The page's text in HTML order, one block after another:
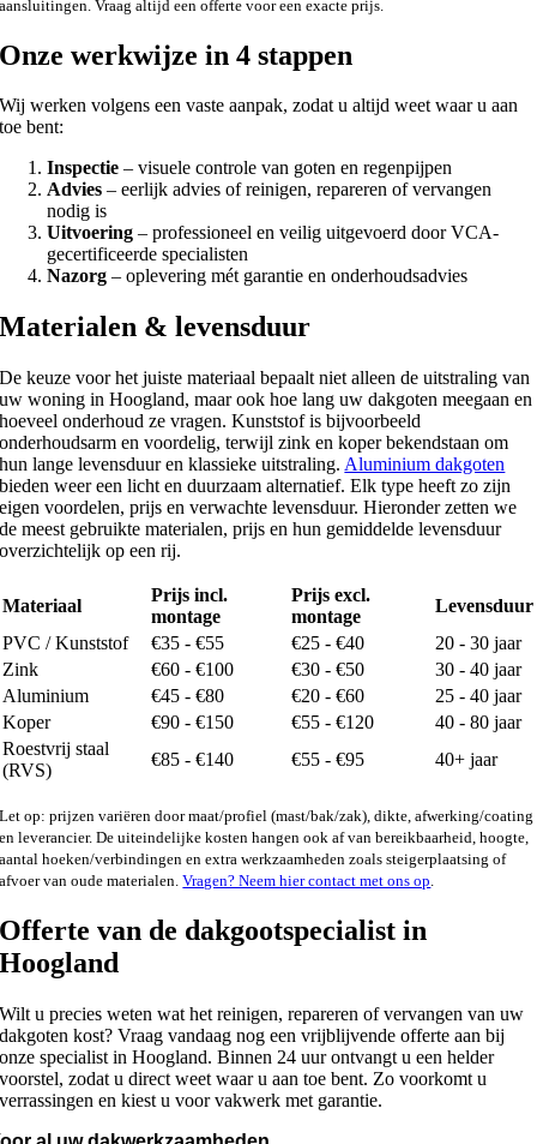
aansluitingen. Vraag altijd een offerte voor een exacte prijs.
Onze werkwijze in 4 stappen
Wij werken volgens een vaste aanpak, zodat u altijd weet waar u aan
toe bent:
Inspectie – visuele controle van goten en regenpijpen
Advies – eerlijk advies of reinigen, repareren of vervangen
nodig is
Uitvoering – professioneel en veilig uitgevoerd door VCA-
gecertificeerde specialisten
Nazorg – oplevering mét garantie en onderhoudsadvies
Materialen & levensduur
De keuze voor het juiste materiaal bepaalt niet alleen de uitstraling van
uw woning in Hoogland, maar ook hoe lang uw dakgoten meegaan en
hoeveel onderhoud ze vragen. Kunststof is bijvoorbeeld
onderhoudsarm en voordelig, terwijl zink en koper bekendstaan om
hun lange levensduur en klassieke uitstraling. Aluminium dakgoten
bieden weer een licht en duurzaam alternatief. Elk type heeft zo zijn
eigen voordelen, prijs en verwachte levensduur. Hieronder zetten we
de meest gebruikte materialen, prijs en hun gemiddelde levensduur
overzichtelijk op een rij.
Materiaal
Prijs incl.
montage
Prijs excl.
montage
Levensduur
PVC / Kunststof
€35 - €55 €25 - €40
20 - 30 jaar
Zink
€60 - €100 €30 - €50
30 - 40 jaar
Aluminium
€45 - €80 €20 - €60
25 - 40 jaar
Koper
€90 - €150 €55 - €120
40 - 80 jaar
Roestvrij staal
(RVS)
€85 - €140 €55 - €95 40+ jaar
Let op: prijzen variëren door maat/profiel (mast/bak/zak), dikte, afwerking/coating
en leverancier. De uiteindelijke kosten hangen ook af van bereikbaarheid, hoogte,
aantal hoeken/verbindingen en extra werkzaamheden zoals steigerplaatsing of
afvoer van oude materialen.Vragen? Neem hier contact met ons op.
Offerte van de dakgootspecialist in
Hoogland
Wilt u precies weten wat het reinigen, repareren of vervangen van uw
dakgoten kost? Vraag vandaag nog een vrijblijvende offerte aan bij
onze specialist in Hoogland. Binnen 24 uur ontvangt u een helder
voorstel, zodat u direct weet waar u aan toe bent. Zo voorkomt u
verrassingen en kiest u voor vakwerk met garantie.